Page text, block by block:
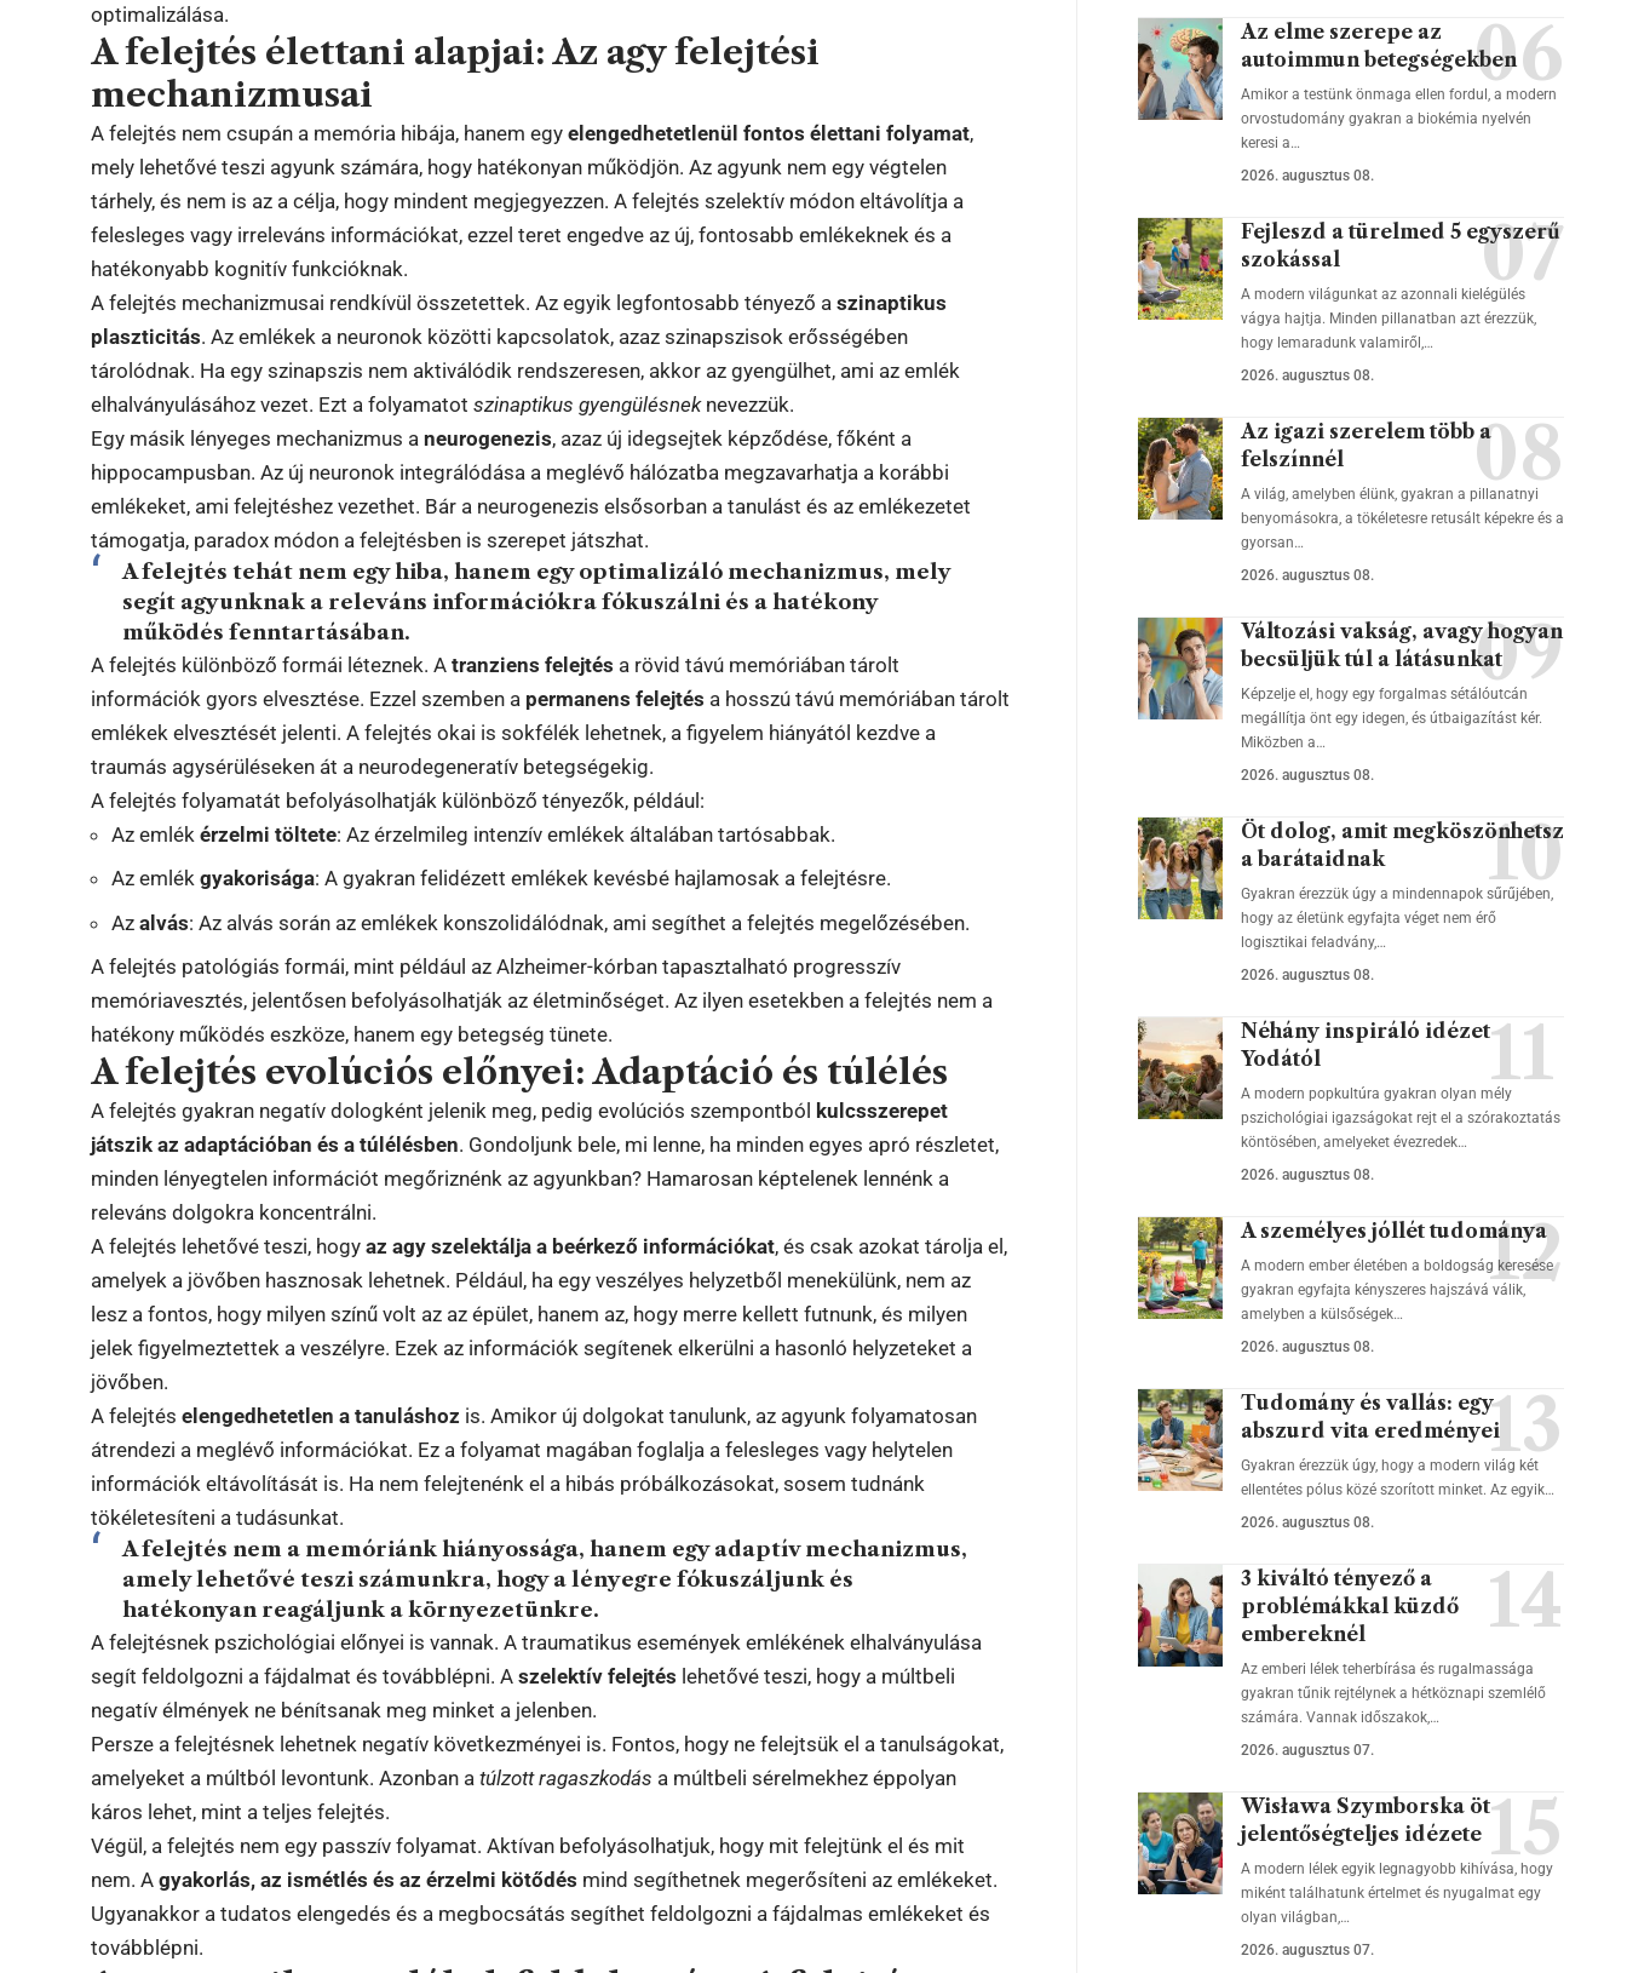
optimalizálása.
A felejtés élettani alapjai: Az agy felejtési
mechanizmusai
A felejtés nem csupán a memória hibája, hanem egyelengedhetetlenül fontos élettani folyamat,
mely lehetővé teszi agyunk számára, hogy hatékonyan működjön. Az agyunk nem egy végtelen
tárhely, és nem is az a célja, hogy mindent megjegyezzen. A felejtés szelektív módon eltávolítja a
felesleges vagy irreleváns információkat, ezzel teret engedve az új, fontosabb emlékeknek és a
hatékonyabb kognitív funkcióknak.
A felejtés mechanizmusai rendkívül összetettek. Az egyik legfontosabb tényező aszinaptikus
plaszticitás. Az emlékek a neuronok közötti kapcsolatok, azaz szinapszisok erősségében
tárolódnak. Ha egy szinapszis nem aktiválódik rendszeresen, akkor az gyengülhet, ami az emlék
elhalványulásához vezet. Ezt a folyamatotszinaptikus gyengülésneknevezzük.
Egy másik lényeges mechanizmus aneurogenezis, azaz új idegsejtek képződése, főként a
hippocampusban. Az új neuronok integrálódása a meglévő hálózatba megzavarhatja a korábbi
emlékeket, ami felejtéshez vezethet. Bár a neurogenezis elsősorban a tanulást és az emlékezetet
támogatja, paradox módon a felejtésben is szerepet játszhat.
A felejtés tehát nem egy hiba, hanem egy optimalizáló mechanizmus, mely
segít agyunknak a releváns információkra fókuszálni és a hatékony
működés fenntartásában.
A felejtés különböző formái léteznek. Atranziens felejtés a rövid távú memóriában tárolt
információk gyors elvesztése. Ezzel szemben a permanens felejtés a hosszú távú memóriában tárolt
emlékek elvesztését jelenti. A felejtés okai is sokfélék lehetnek, a figyelem hiányától kezdve a
traumás agysérüléseken át a neurodegeneratív betegségekig.
A felejtés folyamatát befolyásolhatják különböző tényezők, például:
Az emlékérzelmi töltete: Az érzelmileg intenzív emlékek általában tartósabbak.
Az emlékgyakorisága: A gyakran felidézett emlékek kevésbé hajlamosak a felejtésre.
Azalvás: Az alvás során az emlékek konszolidálódnak, ami segíthet a felejtés megelőzésében.
A felejtés patológiás formái, mint például az Alzheimer-kórban tapasztalható progresszív
memóriavesztés, jelentősen befolyásolhatják az életminőséget. Az ilyen esetekben a felejtés nem a
hatékony működés eszköze, hanem egy betegség tünete.
A felejtés evolúciós előnyei: Adaptáció és túlélés
A felejtés gyakran negatív dologként jelenik meg, pedig evolúciós szempontból kulcsszerepet
játszik az adaptációban és a túlélésben. Gondoljunk bele, mi lenne, ha minden egyes apró részletet,
minden lényegtelen információt megőriznénk az agyunkban? Hamarosan képtelenek lennénk a
releváns dolgokra koncentrálni.
A felejtés lehetővé teszi, hogyaz agy szelektálja a beérkező információkat, és csak azokat tárolja el,
amelyek a jövőben hasznosak lehetnek. Például, ha egy veszélyes helyzetből menekülünk, nem az
lesz a fontos, hogy milyen színű volt az az épület, hanem az, hogy merre kellett futnunk, és milyen
jelek figyelmeztettek a veszélyre. Ezek az információk segítenek elkerülni a hasonló helyzeteket a
jövőben.
A felejtéselengedhetetlen a tanuláshoz is. Amikor új dolgokat tanulunk, az agyunk folyamatosan
átrendezi a meglévő információkat. Ez a folyamat magában foglalja a felesleges vagy helytelen
információk eltávolítását is. Ha nem felejtenénk el a hibás próbálkozásokat, sosem tudnánk
tökéletesíteni a tudásunkat.
A felejtés nem a memóriánk hiányossága, hanem egy adaptív mechanizmus,
amely lehetővé teszi számunkra, hogy a lényegre fókuszáljunk és
hatékonyan reagáljunk a környezetünkre.
A felejtésnek pszichológiai előnyei is vannak. A traumatikus események emlékének elhalványulása
segít feldolgozni a fájdalmat és továbblépni. Aszelektív felejtés lehetővé teszi, hogy a múltbeli
negatív élmények ne bénítsanak meg minket a jelenben.
Persze a felejtésnek lehetnek negatív következményei is. Fontos, hogy ne felejtsük el a tanulságokat,
amelyeket a múltból levontunk. Azonban atúlzott ragaszkodás a múltbeli sérelmekhez éppolyan
káros lehet, mint a teljes felejtés.
Végül, a felejtés nem egy passzív folyamat. Aktívan befolyásolhatjuk, hogy mit felejtünk el és mit
nem. Agyakorlás, az ismétlés és az érzelmi kötődés mind segíthetnek megerősíteni az emlékeket.
Ugyanakkor a tudatos elengedés és a megbocsátás segíthet feldolgozni a fájdalmas emlékeket és
továbblépni.
Az elme szerepe az
autoimmun betegségekben
Amikor a testünk önmaga ellen fordul, a modern
orvostudomány gyakran a biokémia nyelvén
keresi a…
2026. augusztus 08.
Fejleszd a türelmed 5 egyszerű
szokással
A modern világunkat az azonnali kielégülés
vágya hajtja. Minden pillanatban azt érezzük,
hogy lemaradunk valamiről,…
2026. augusztus 08.
Az igazi szerelem több a
felszínnél
A világ, amelyben élünk, gyakran a pillanatnyi
benyomásokra, a tökéletesre retusált képekre és a
gyorsan…
2026. augusztus 08.
Változási vakság, avagy hogyan
becsüljük túl a látásunkat
Képzelje el, hogy egy forgalmas sétálóutcán
megállítja önt egy idegen, és útbaigazítást kér.
Miközben a…
2026. augusztus 08.
Öt dolog, amit megköszönhetsz
a barátaidnak
Gyakran érezzük úgy a mindennapok sűrűjében,
hogy az életünk egyfajta véget nem érő
logisztikai feladvány,…
2026. augusztus 08.
Néhány inspiráló idézet
Yodától
A modern popkultúra gyakran olyan mély
pszichológiai igazságokat rejt el a szórakoztatás
köntösében, amelyeket évezredek…
2026. augusztus 08.
A személyes jóllét tudománya
A modern ember életében a boldogság keresése
gyakran egyfajta kényszeres hajszává válik,
amelyben a külsőségek…
2026. augusztus 08.
Tudomány és vallás: egy
abszurd vita eredményei
Gyakran érezzük úgy, hogy a modern világ két
ellentétes pólus közé szorított minket. Az egyik…
2026. augusztus 08.
3 kiváltó tényező a
problémákkal küzdő
embereknél
Az emberi lélek teherbírása és rugalmassága
gyakran tűnik rejtélynek a hétköznapi szemlélő
számára. Vannak időszakok,…
2026. augusztus 07.
Wisława Szymborska öt
jelentőségteljes idézete
A modern lélek egyik legnagyobb kihívása, hogy
miként találhatunk értelmet és nyugalmat egy
olyan világban,…
2026. augusztus 07.